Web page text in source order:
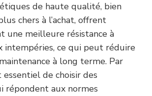
de haute qualité, bien
chers à l’achat, offrent
une meilleure résistance à
intempéries, ce qui peut réduire
à long terme. Par
de choisir des
répondent aux normes